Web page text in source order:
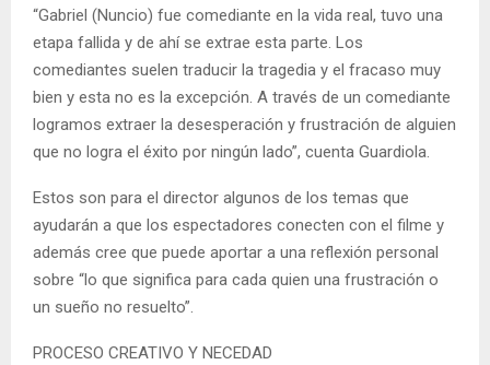
“Gabriel (Nuncio) fue comediante en la vida real, tuvo una
etapa fallida y de ahí se extrae esta parte. Los
comediantes suelen traducir la tragedia y el fracaso muy
bien y esta no es la excepción. A través de un comediante
logramos extraer la desesperación y frustración de alguien
que no logra el éxito por ningún lado”, cuenta Guardiola.
Estos son para el director algunos de los temas que
ayudarán a que los espectadores conecten con el filme y
además cree que puede aportar a una reflexión personal
sobre “lo que significa para cada quien una frustración o
un sueño no resuelto”.
PROCESO CREATIVO Y NECEDAD